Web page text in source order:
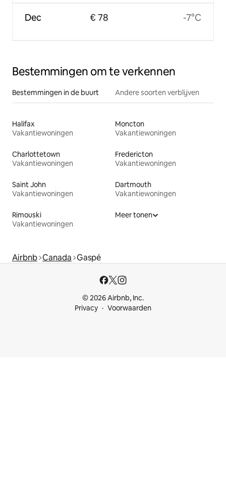
Dec € 78 -7°C
Bestemmingen om te verkennen
Bestemmingen in de buurt Andere soorten verblijven
Halifax
Vakantiewoningen
Moncton
Vakantiewoningen
Charlottetown
Vakantiewoningen
Fredericton
Vakantiewoningen
Saint John
Vakantiewoningen
Dartmouth
Vakantiewoningen
Rimouski
Vakantiewoningen
Meer tonen
Airbnb Canada Gaspé
© 2026 Airbnb, Inc.
Privacy
Voorwaarden